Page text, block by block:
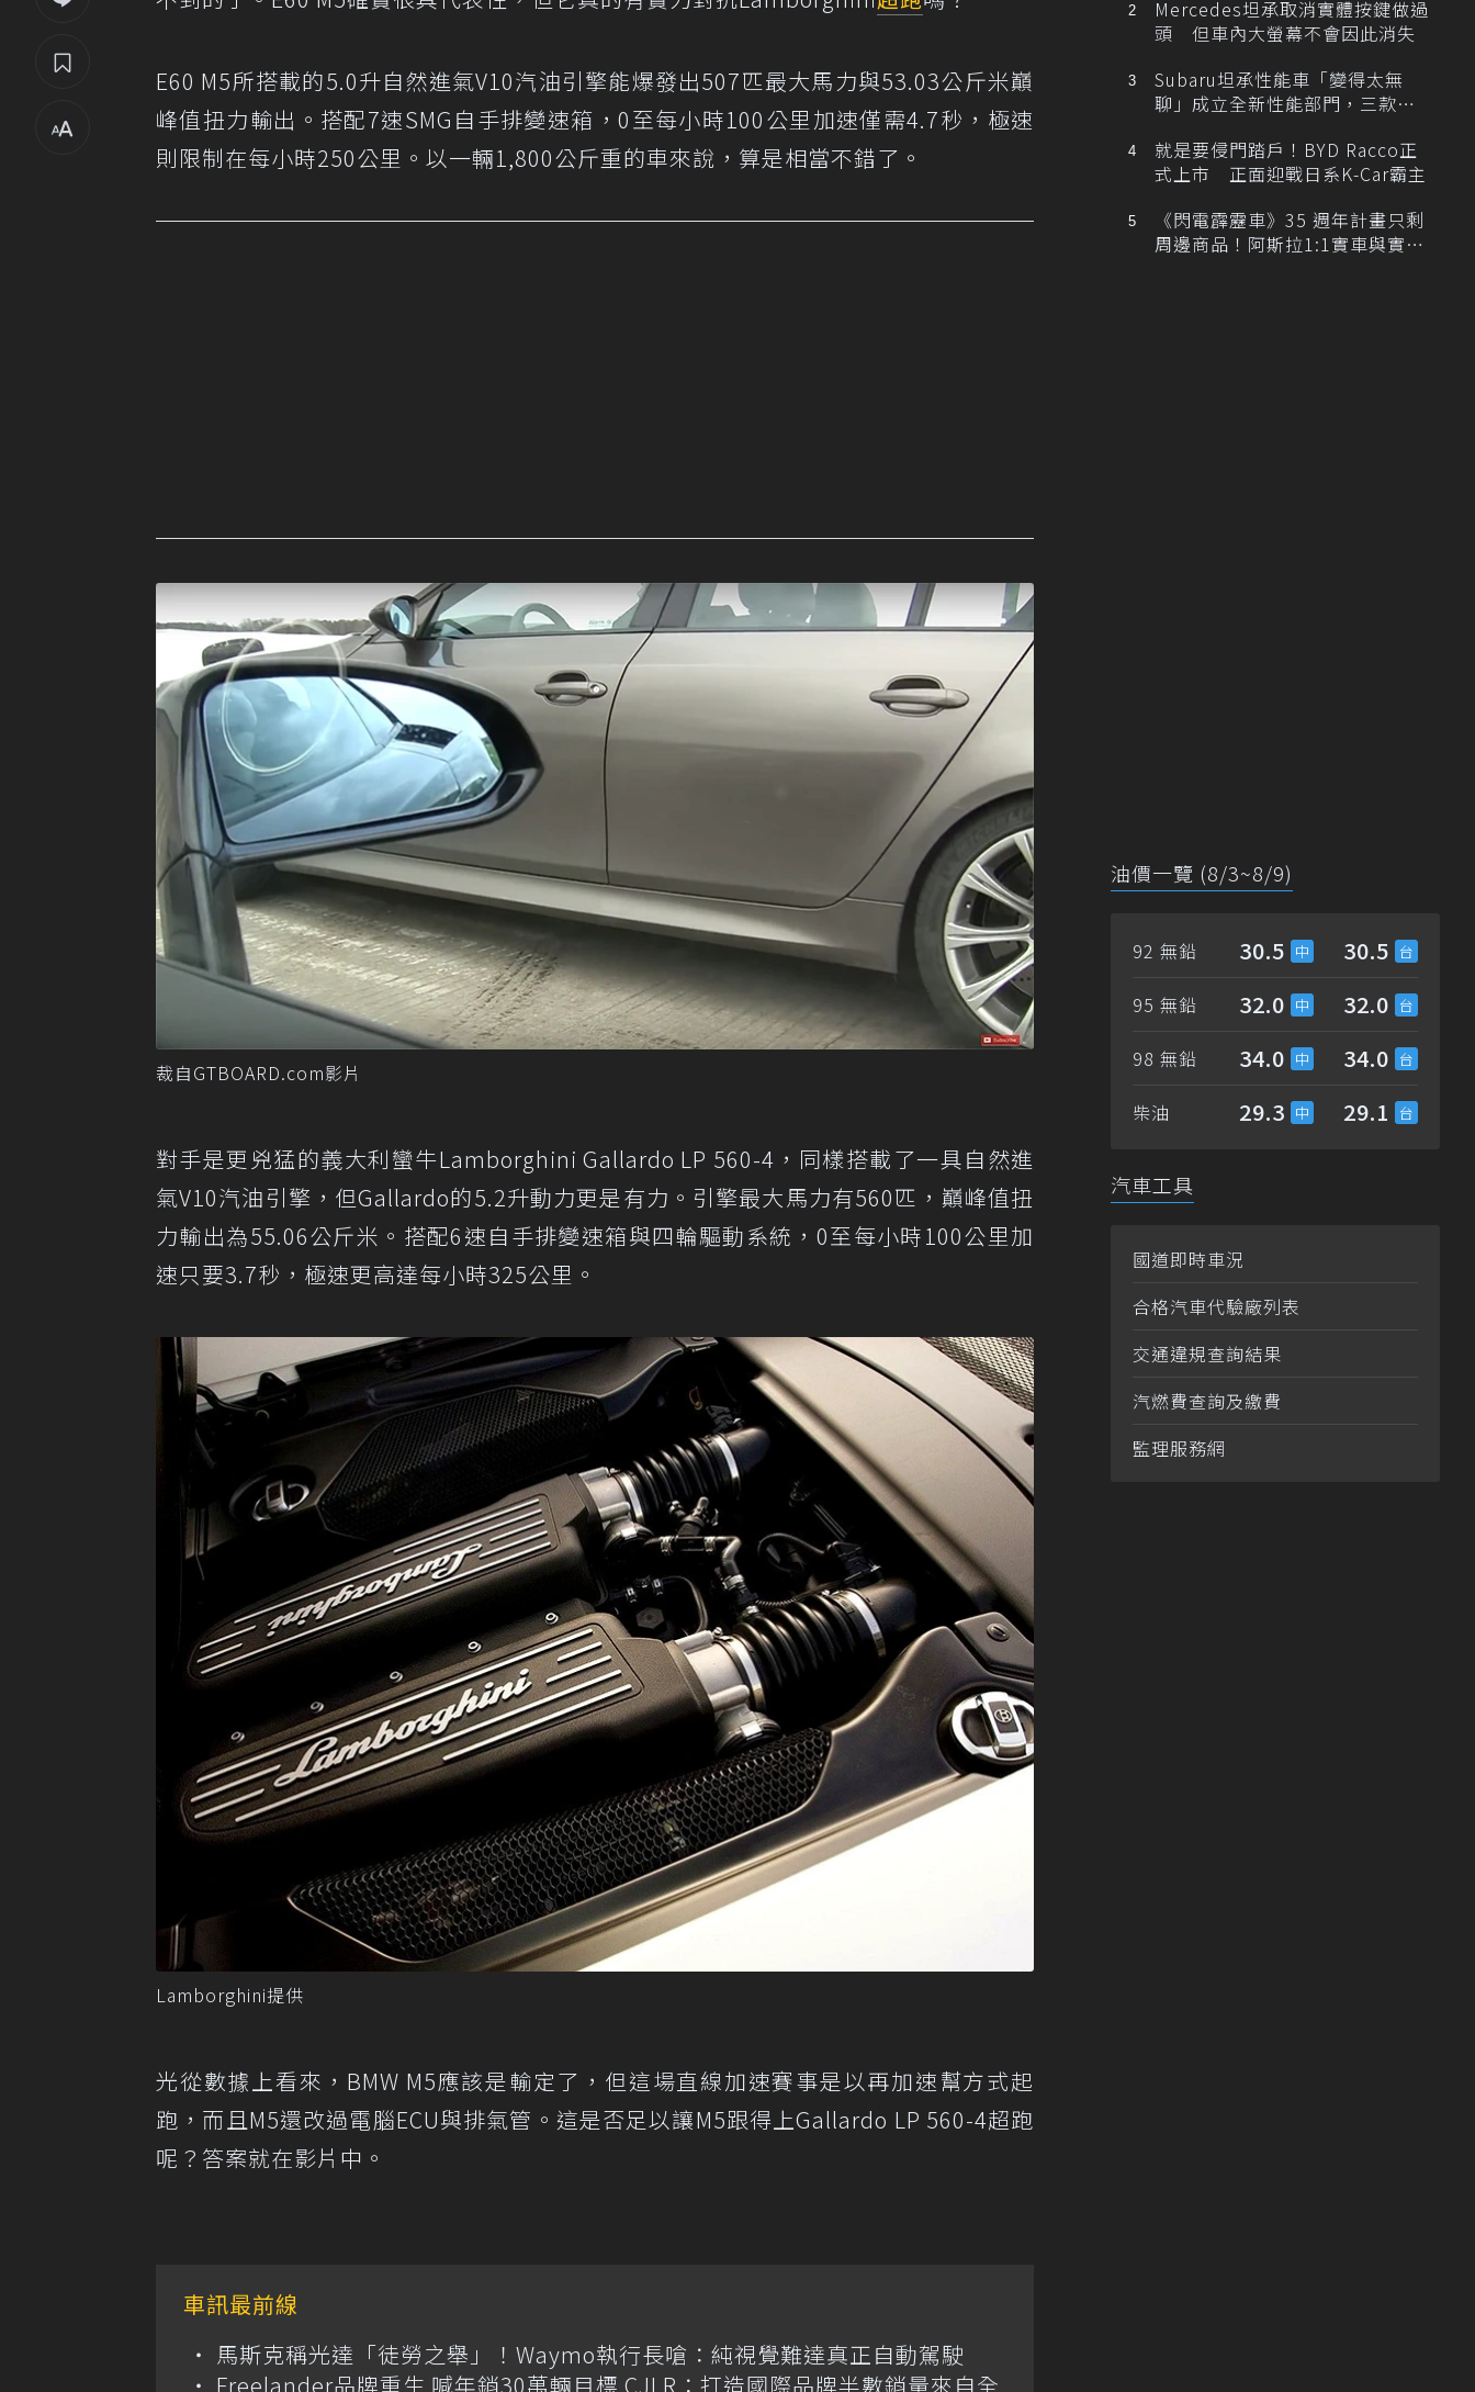
E60 M5所搭載的5.0升自然進氣V10汽油引擎能爆發出507匹最大馬力與53.03公斤米巔
峰值扭力輸出。搭配7速SMG自手排變速箱，0至每小時100公里加速僅需4.7秒，極速
則限制在每小時250公里。以一輛1,800公斤重的車來說，算是相當不錯了。
裁自GTBOARD.com影片
對手是更兇猛的義大利蠻牛Lamborghini Gallardo LP 560-4，同樣搭載了一具自然進
氣V10汽油引擎，但Gallardo的5.2升動力更是有力。引擎最大馬力有560匹，巔峰值扭
力輸出為55.06公斤米。搭配6速自手排變速箱與四輪驅動系統，0至每小時100公里加
速只要3.7秒，極速更高達每小時325公里。
Lamborghini提供
光從數據上看來，BMW M5應該是輸定了，但這場直線加速賽事是以再加速幫方式起
跑，而且M5還改過電腦ECU與排氣管。這是否足以讓M5跟得上Gallardo LP 560-4超跑
呢？答案就在影片中。
車訊最前線
馬斯克稱光達「徒勞之舉」！Waymo執行長嗆：純視覺難達真正自動駕駛
Freelander品牌重生 喊年銷30萬輛目標 CJLR：打造國際品牌半數銷量來自全
Mercedes坦承取消實體按鍵做過
頭 但車內大螢幕不會因此消失
Subaru坦承性能車「變得太無
聊」成立全新性能部門，三款手
就是要侵門踏戶！BYD Racco正
式上市 正面迎戰日系K-Car霸主
《閃電霹靂車》35 週年計畫只剩
周邊商品！阿斯拉1:1實車與實體
油價一覽 (8/3~8/9)
92 無鉛 30.5 30.5
95 無鉛 32.0 32.0
98 無鉛 34.0 34.0
柴油 29.3 29.1
汽車工具
國道即時車況
合格汽車代驗廠列表
交通違規查詢結果
汽燃費查詢及繳費
監理服務網